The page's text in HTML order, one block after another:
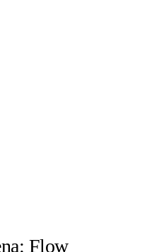
Flow